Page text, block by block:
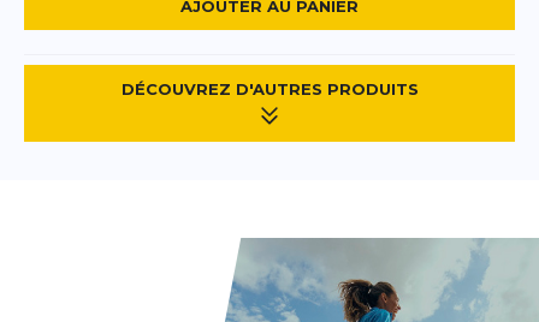
AJOUTER AU PANIER
DÉCOUVREZ D'AUTRES PRODUITS